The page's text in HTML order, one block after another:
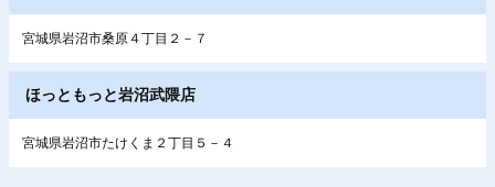
宮城県岩沼市桑原４丁目２－７
ほっともっと岩沼武隈店
宮城県岩沼市たけくま２丁目５－４